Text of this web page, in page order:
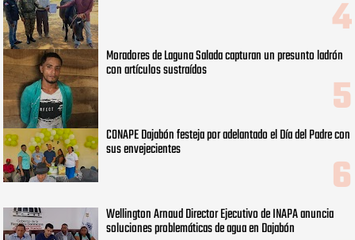
Moradores de Laguna Salada capturan un presunto ladrón
con artículos sustraídos
CONAPE Dajabón festeja por adelantado el Día del Padre con
sus envejecientes
Wellington Arnaud Director Ejecutivo de INAPA anuncia
soluciones problemáticas de agua en Dajabón